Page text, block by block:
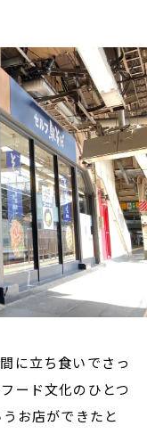
に立ち食いでさっ
ード文化のひとつ
うお店ができたと